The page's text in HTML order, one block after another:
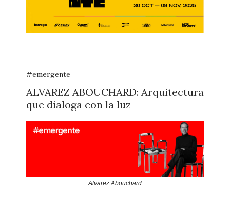
#emergente
ALVAREZ ABOUCHARD: Arquitectura
que dialoga con la luz
Alvarez Abouchard